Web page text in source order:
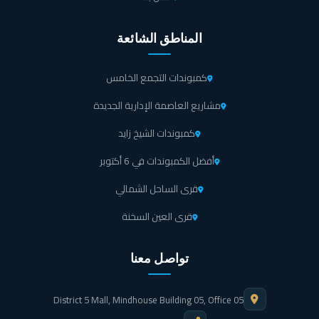
قاعات وغرف للاجتماعات وعقد المؤتمرات مزودة بأحدث
أجهزة الصوت والأثاث الراقي والتقنيات المختلفة.
يعد هيرتدج العاصمة الإدارية الجديدة انطلاقة جديدة تقدمها شركة بابيلون للتطوير
تم تنفيذه على مساحة كبيرة تحتل معظمها المساحات الخضراء الخلابة التي توفر أجواء
المكتبية التي تتناسب مع الأنشطة الكبيرة والصغيرة والمتوسطة، وهو مصمم أيضًا تبعًا
للمعايير الأوروبية عالية المستوى والتي تنفرد بطابعها الفريد من نوعه، ولم تغفل الشركة
قضاء أوقات مريحة وتناول وجبات شهية ومشروبات منعشة بعيدًا عن ضغوط العمل
التي لا تنتهي داخل هيرتدج تاور العاصمة.
المناطق الشائعة
كمبوندات التجمع الخامس
مشاريع العاصمة الإدارية الجديدة
كمبوندات الشيخ زايد
أفضل الكمبوندات في 6 أكتوبر
قرى الساحل الشمالي
قرى العين السخنة
تواصل معنا
District 5 Mall, Mindhouse Building 05, Office 05